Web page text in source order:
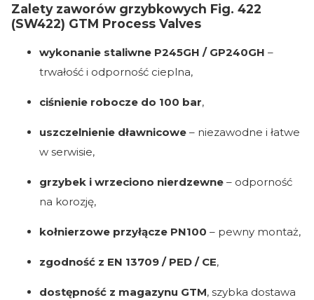
Zalety zaworów grzybkowych Fig. 422
(SW422) GTM Process Valves
wykonanie staliwne P245GH / GP240GH –
trwałość i odporność cieplna,
ciśnienie robocze do 100 bar,
uszczelnienie dławnicowe – niezawodne i łatwe
w serwisie,
grzybek i wrzeciono nierdzewne – odporność
na korozję,
kołnierzowe przyłącze PN100 – pewny montaż,
zgodność z EN 13709 / PED / CE,
dostępność z magazynu GTM, szybka dostawa